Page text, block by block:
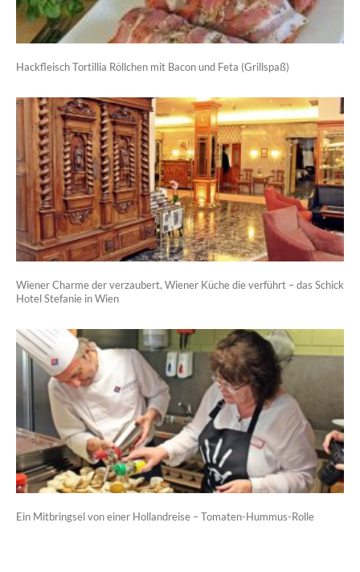
Hackfleisch Tortillia Röllchen mit Bacon und Feta (Grillspaß)
Wiener Charme der verzaubert, Wiener Küche die verführt – das Schick
Hotel Stefanie in Wien
Ein Mitbringsel von einer Hollandreise – Tomaten-Hummus-Rolle